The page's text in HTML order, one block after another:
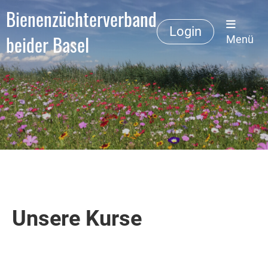
Bienenzüchterverband
beider Basel
Login
Menü
Unsere Kurse